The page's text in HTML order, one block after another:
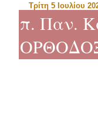
Τρίτη 5 Ιουλίου
π. Παν.